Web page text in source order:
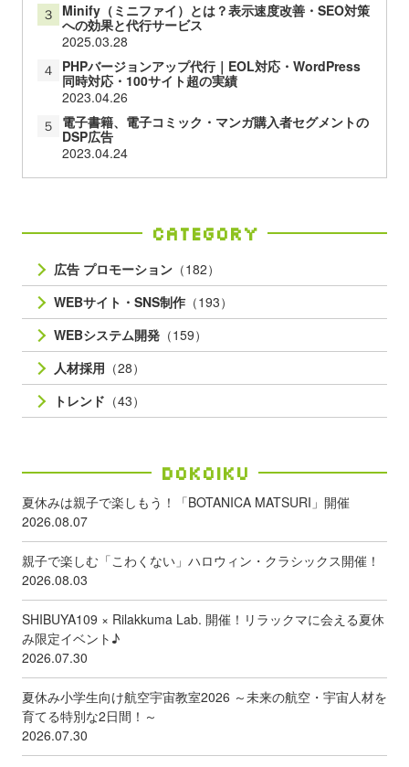
３ Minify（ミニファイ）とは？表示速度改善・SEO対策
への効果と代行サービス
2025.03.28
４ PHPバージョンアップ代行｜EOL対応・WordPress
同時対応・100サイト超の実績
2023.04.26
５ 電子書籍、電子コミック・マンガ購入者セグメントの
DSP広告
2023.04.24
Category
広告 プロモーション （182）
WEBサイト・SNS制作 （193）
WEBシステム開発 （159）
人材採用 （28）
トレンド （43）
Dokoiku
夏休みは親子で楽しもう！「BOTANICA MATSURI」開催
2026.08.07
親子で楽しむ「こわくない」ハロウィン・クラシックス開催！
2026.08.03
SHIBUYA109 × Rilakkuma Lab. 開催！リラックマに会える夏休
み限定イベント♪
2026.07.30
夏休み小学生向け航空宇宙教室2026 ～未来の航空・宇宙人材を
育てる特別な2日間！～
2026.07.30